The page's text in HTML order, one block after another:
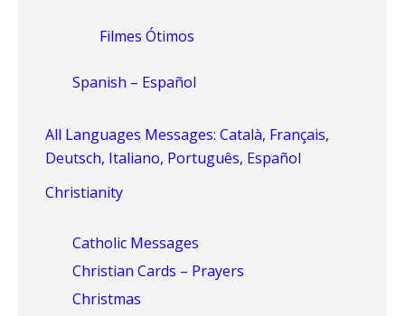
Filmes Ótimos
Spanish – Español
All Languages Messages: Català, Français,
Deutsch, Italiano, Português, Español
Christianity
Catholic Messages
Christian Cards – Prayers
Christmas